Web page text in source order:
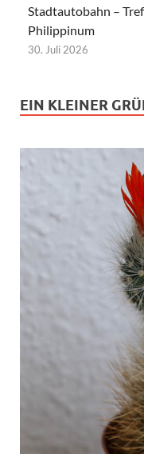
Stadtautobahn –
Philippinum
30. Juli 2026
EIN KLEINER